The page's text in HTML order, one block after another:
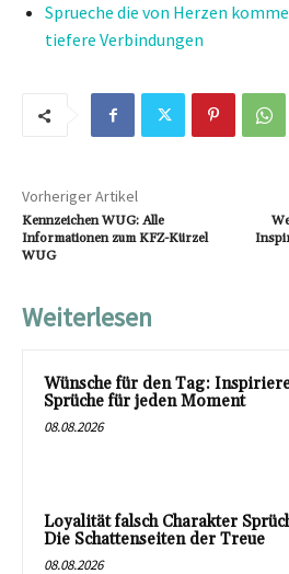
Sprueche die von Herzen
tiefere Verbindungen
Vorheriger Artikel
Kennzeichen WUG: Alle
Informationen zum KFZ-Kürzel
WUG
Weiterlesen
Wünsche für den Tag:
Sprüche für jeden Moment
08.08.2026
Loyalität falsch Charakter
Die Schattenseiten der Treue
08.08.2026